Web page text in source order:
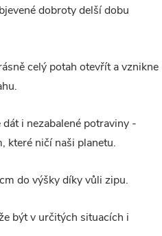
dobroty delší dobu
celý potah otevřít a vznikne
i nezabalené potraviny -
které ničí naši planetu.
do výšky díky vůli zipu.
být v určitých situacích i